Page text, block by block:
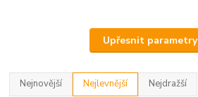
Upřesnit parametry
Nejnovější Nejlevnější Nejdražší